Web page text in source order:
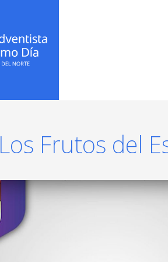
Los Frutos del